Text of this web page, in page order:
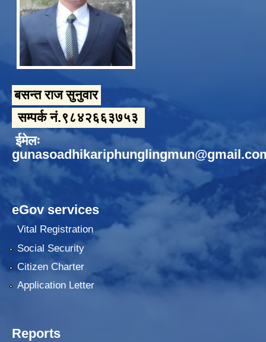
बसन्त राज सुनुवार
सम्पर्क नं.९८४२६६३७५३
ईमेलः
eGov services
Vital Registration
Social Security
Citizen Charter
Application Letter
Reports